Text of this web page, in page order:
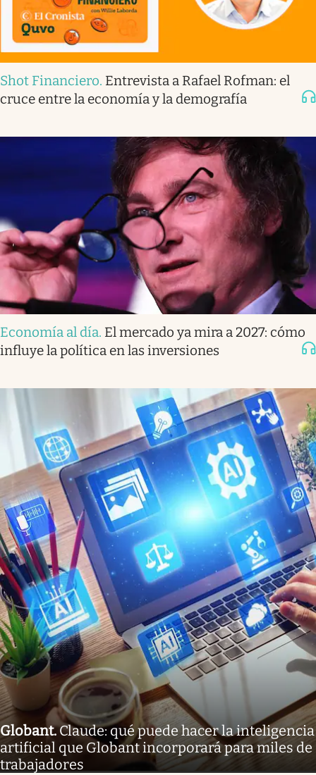
Shot Financiero. Entrevista a Rafael Rofman: el
cruce entre la economía y la demografía
Economía al día. El mercado ya mira a 2027: cómo
influye la política en las inversiones
Globant.Claude: qué puede hacer la inteligencia
artificial que Globant incorporará para miles de
trabajadores